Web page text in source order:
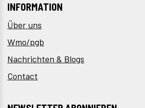
INFORMATION
Über uns
Wmo/pgb
Nachrichten & Blogs
Contact